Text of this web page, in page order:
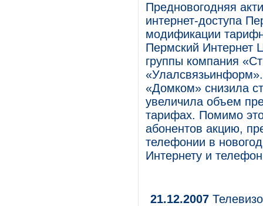
Предновогодняя
интернет-доступа
модификации
Пермский Интернет
группы компания
«Домком» снизила
увеличила объем
тарифах. Помимо
абонентов акцию,
телефонии в
Интернету и
21.12.2007